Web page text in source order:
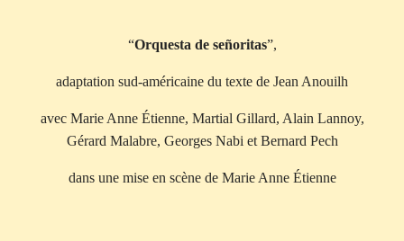
“Orquesta de señoritas”,
adaptation sud-américaine du texte de Jean Anouilh
avec Marie Anne Étienne, Martial Gillard, Alain Lannoy,
Gérard Malabre, Georges Nabi et Bernard Pech
dans une mise en scène de Marie Anne Étienne